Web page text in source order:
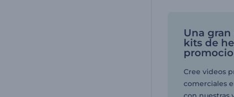
Una
kits de
Cree videos
comerciales